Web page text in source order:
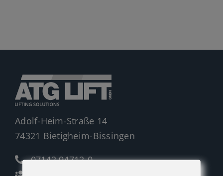
Adolf-Heim-Straße 14
74321 Bietigheim-Bissingen
07142 94712-0